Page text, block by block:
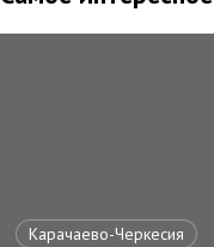
Карачаево-Черкесия